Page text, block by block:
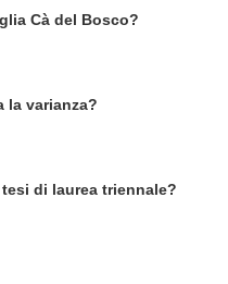
Cà del Bosco?
la varianza?
di laurea triennale?